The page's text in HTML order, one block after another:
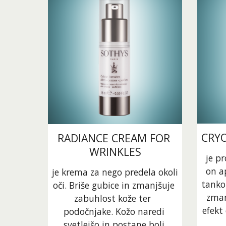
RADIANCE CREAM FOR
WRINKLES
je krema za nego predela okoli
oči. Briše gubice in zmanjšuje
zabuhlost kože ter
podočnjake. Kožo naredi
je
on
efekt